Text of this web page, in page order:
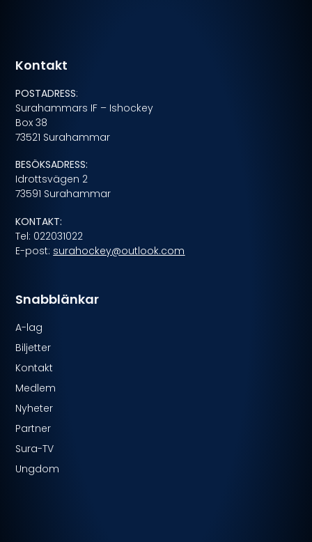
Snabblänkar
A-lag
Biljetter
Kontakt
Medlem
Nyheter
Partner
Sura-TV
Ungdom
Kontakt
POSTADRESS:
Surahammars IF – Ishockey
Box 38
73521 Surahammar
BESÖKSADRESS:
Idrottsvägen 2
73591 Surahammar
KONTAKT:
Tel: 022031022
E-post: surahockey@outlook.com